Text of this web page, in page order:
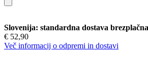
Slovenija: standardna dostava
€ 52,90
Več informacij o odpremi in dostavi